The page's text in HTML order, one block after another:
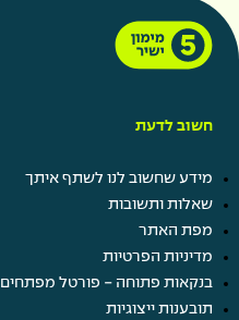
חשוב לדעת
מידע שחשוב לנו לשתף איתך
שאלות ותשובות
מפת האתר
מדיניות הפרטיות
בנקאות פתוחה - פורטל מפתחים
תובענות ייצוגיות